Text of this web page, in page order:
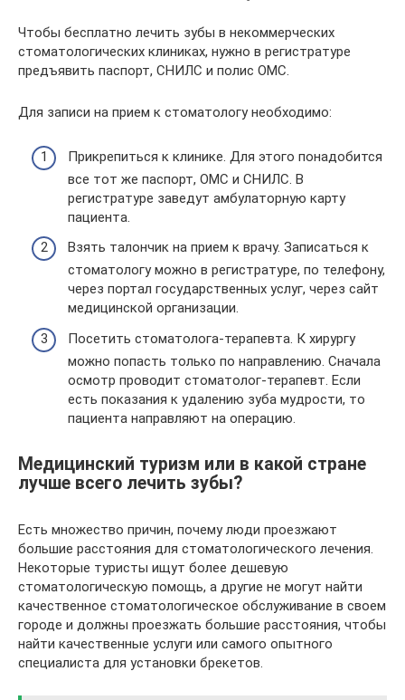
Чтобы бесплатно лечить зубы в некоммерческих
стоматологических клиниках, нужно в регистратуре
предъявить паспорт, СНИЛС и полис ОМС.
Для записи на прием к стоматологу необходимо:
Прикрепиться к клинике. Для этого понадобится
все тот же паспорт, ОМС и СНИЛС. В
регистратуре заведут амбулаторную карту
пациента.
Взять талончик на прием к врачу. Записаться к
стоматологу можно в регистратуре, по телефону,
через портал государственных услуг, через сайт
медицинской организации.
Посетить стоматолога-терапевта. К хирургу
можно попасть только по направлению. Сначала
осмотр проводит стоматолог-терапевт. Если
есть показания к удалению зуба мудрости, то
пациента направляют на операцию.
Медицинский туризм или в какой стране
лучше всего лечить зубы?
Есть множество причин, почему люди проезжают
большие расстояния для стоматологического лечения.
Некоторые туристы ищут более дешевую
стоматологическую помощь, а другие не могут найти
качественное стоматологическое обслуживание в своем
городе и должны проезжать большие расстояния, чтобы
найти качественные услуги или самого опытного
специалиста для установки брекетов.